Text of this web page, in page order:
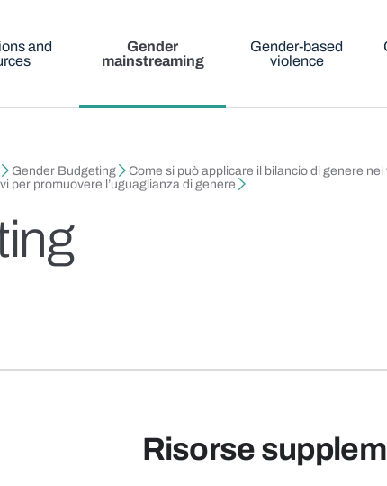
and
Gender
mainstreaming
Gender-based
violence
Gender Budgeting
Come si può applicare il bilancio di genere
per promuovere l’uguaglianza di genere
Risorse